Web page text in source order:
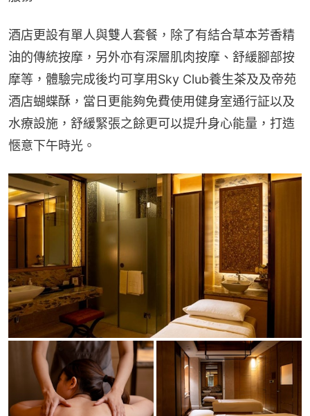
酒店更設有單人與雙人套餐，除了有結合草本芳香精
油的傳統按摩，另外亦有深層肌肉按摩、舒緩腳部按
摩等，體驗完成後圴可享用Sky Club養生茶及及帝苑
酒店蝴蝶酥，當日更能夠免費使用健身室通行証以及
水療設施，舒緩緊張之餘更可以提升身心能量，打造
愜意下午時光。